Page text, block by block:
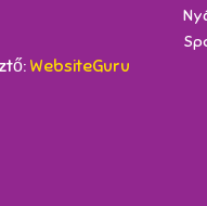
WebsiteGuru